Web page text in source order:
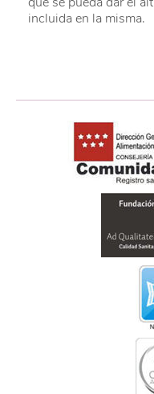
incluida en la misma.